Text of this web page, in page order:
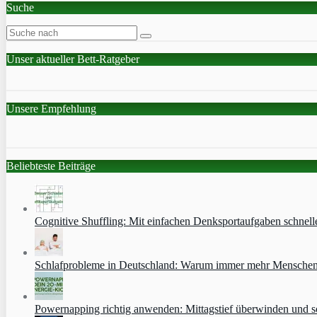
Suche
Unser aktueller Bett-Ratgeber
Unsere Empfehlung
Beliebteste Beiträge
Cognitive Shuffling: Mit einfachen Denksportaufgaben
Schlafprobleme in Deutschland: Warum immer mehr
Powernapping richtig anwenden: Mittagstief überwinden und